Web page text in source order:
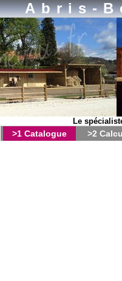
Abris-
Le
>1 Catalogue >2